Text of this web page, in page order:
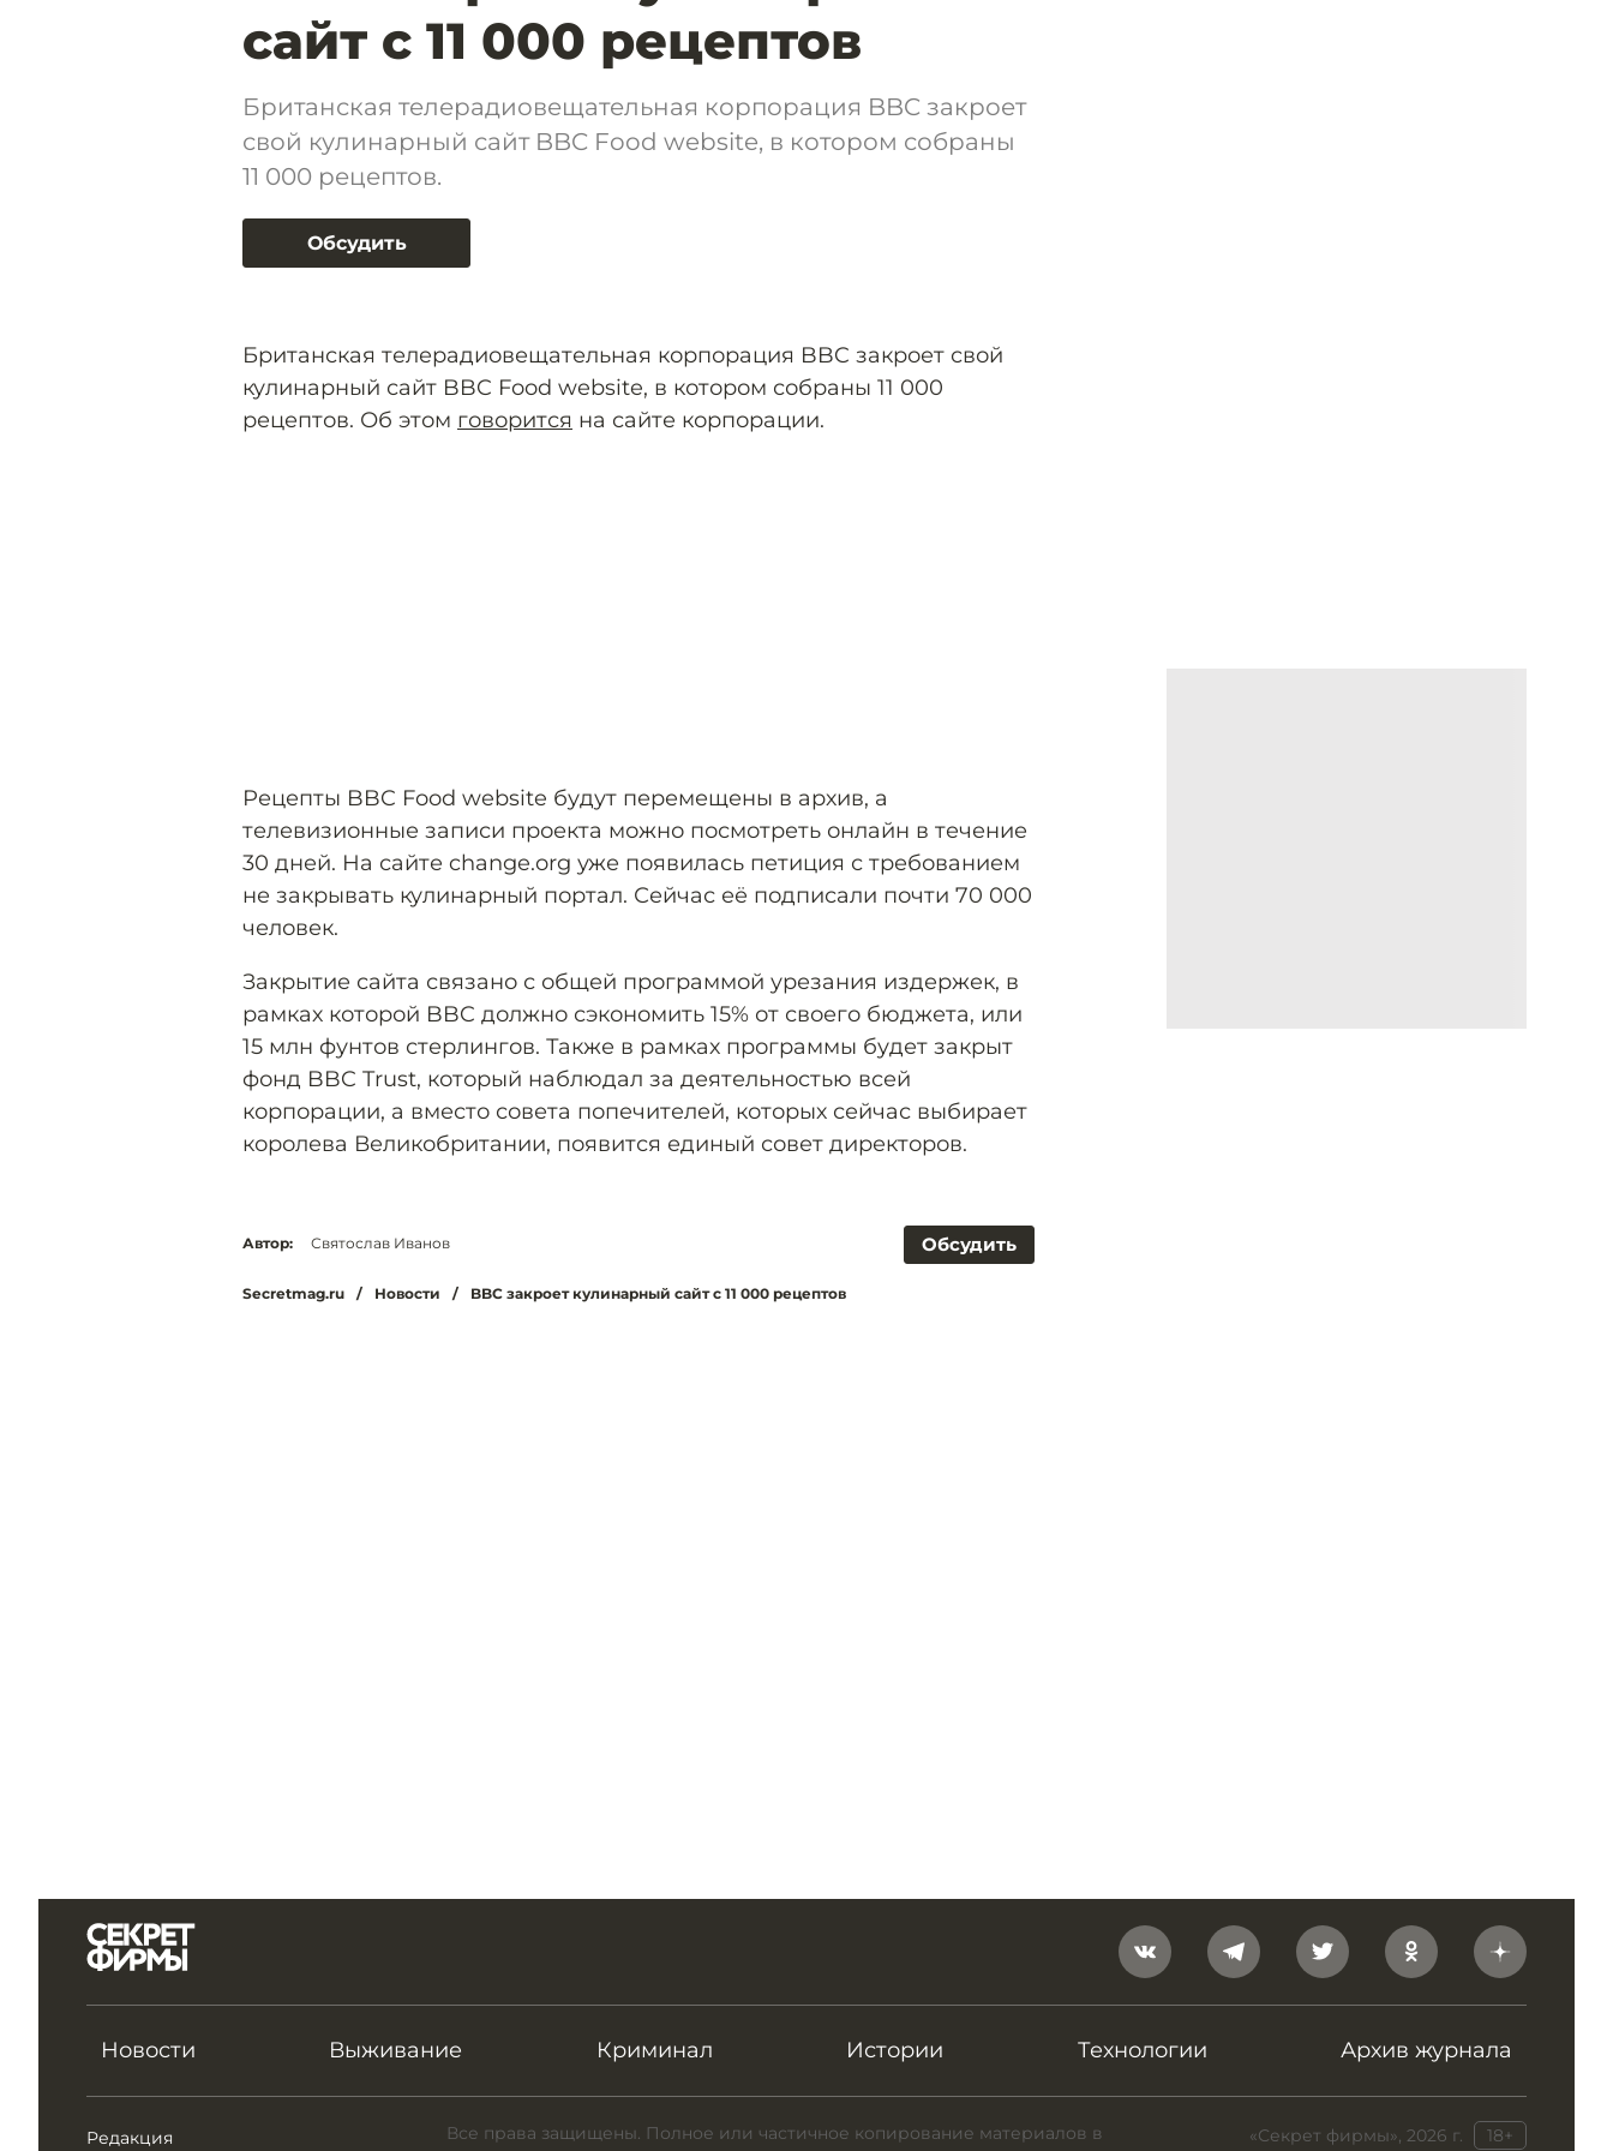
сайт с 11 000 рецептов
Британская телерадиовещательная корпорация BBC закроет
свой кулинарный сайт BBC Food website, в котором собраны
11 000 рецептов.
Обсудить
Британская телерадиовещательная корпорация BBC закроет свой
кулинарный сайт BBC Food website, в котором собраны 11 000
рецептов. Об этом говорится на сайте корпорации.
Рецепты BBC Food website будут перемещены в архив, а
телевизионные записи проекта можно посмотреть онлайн в течение
30 дней. На сайте change.org уже появилась петиция с требованием
не закрывать кулинарный портал. Сейчас её подписали почти 70 000
человек.
Закрытие сайта связано с общей программой урезания издержек, в
рамках которой BBC должно сэкономить 15% от своего бюджета, или
15 млн фунтов стерлингов. Также в рамках программы будет закрыт
фонд BBC Trust, который наблюдал за деятельностью всей
корпорации, а вместо совета попечителей, которых сейчас выбирает
королева Великобритании, появится единый совет директоров.
Обсудить
Автор: Святослав Иванов
Secretmag.ru / Новости / BBC закроет кулинарный сайт с 11 000 рецептов
Новости Выживание Криминал Истории Технологии Архив журнала
Редакция «Секрет фирмы», 2026 г. 18+
Все права защищены. Полное или частичное копирование материалов в